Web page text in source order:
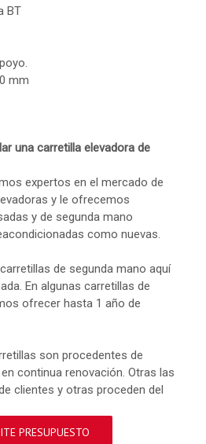
BT
mm
una carretilla elevadora de
expertos en el mercado de
y le ofrecemos
y de segunda mano
como nuevas.
de segunda mano aquí
En algunas carretillas de
ofrecer hasta 1 año de
son procedentes de
continua renovación. Otras las
clientes y otras proceden del
PRESUPUESTO